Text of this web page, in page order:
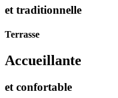
et traditionnelle
Terrasse
Accueillante
et confortable